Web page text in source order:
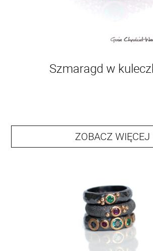
Szmaragd w
ZOBACZ WIĘCEJ